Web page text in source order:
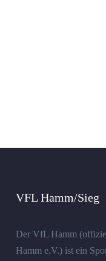
VFL Hamm/Sieg
Der VfL Hamm
Hamm e.V.) ist ein